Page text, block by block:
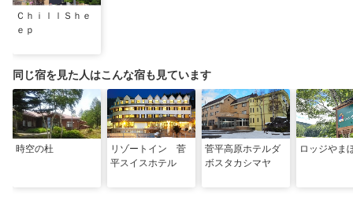
ＣｈｉｌｌＳｈｅ
ｅｐ
同じ宿を見た人はこんな宿も見ています
時空の杜
リゾートイン 菅
平スイスホテル
菅平高原ホテルダ
ボスタカシマヤ
ロッジやま